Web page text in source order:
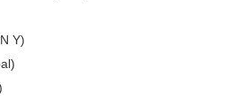
Y)